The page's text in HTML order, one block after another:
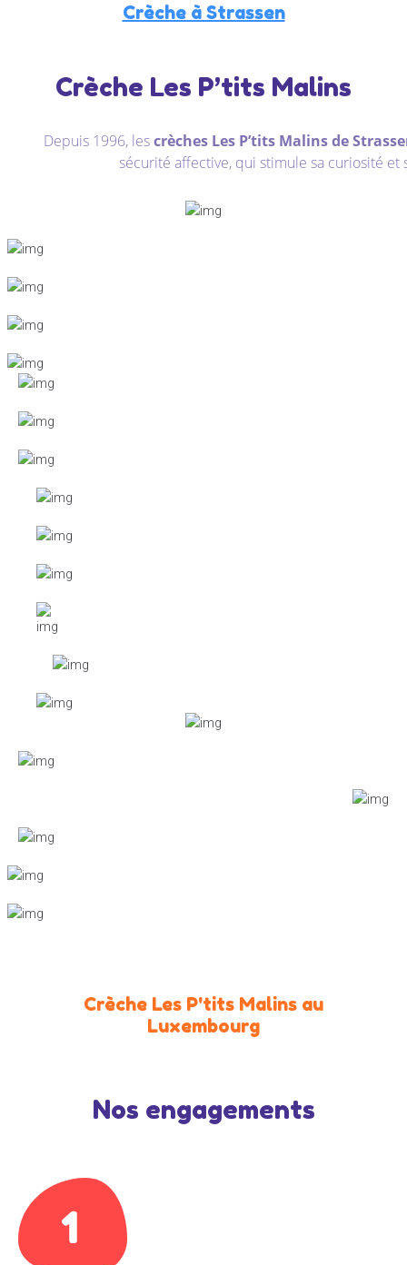
Crèche à Strassen
Crèche Les P’tits Malins
Depuis 1996, lescrèches Les P’tits Malins de
sécurité affective, qui stimule sa curiosité
Crèche Les P'tits Malins au
Luxembourg
Nos engagements